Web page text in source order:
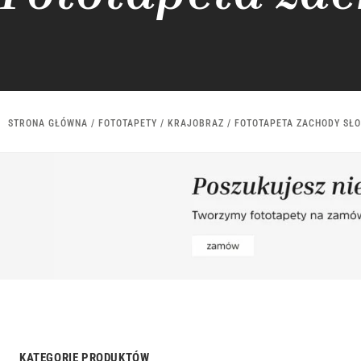
STRONA GŁÓWNA / FOTOTAPETY / KRAJOBRAZ / FOTOTAPETA ZACHODY
KATEGORIE PRODUKTÓW